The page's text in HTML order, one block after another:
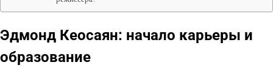
Эдмонд Кеосаян: начало карьеры и
образование